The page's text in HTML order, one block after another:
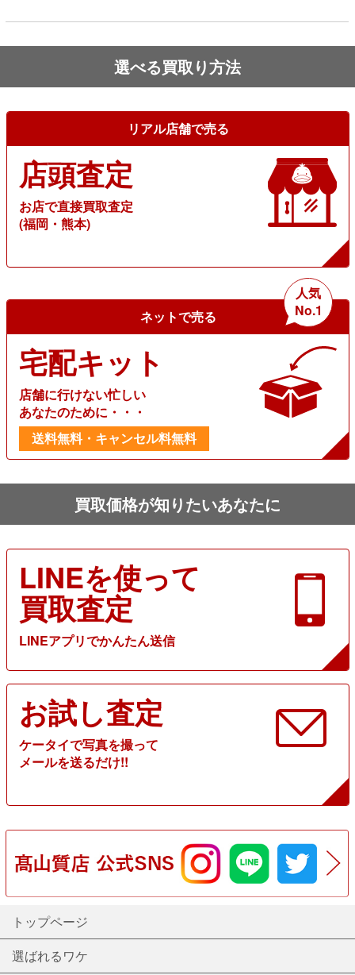
選べる買取り方法
リアル店舗で売る
店頭査定
お店で直接買取査定
(福岡・熊本)
ネットで売る
人気
No.1
宅配キット
店舗に行けない忙しい
あなたのために・・・
送料無料・キャンセル料無料
買取価格が知りたいあなたに
LINEを使って
買取査定
LINEアプリでかんたん送信
お試し査定
ケータイで写真を撮って
メールを送るだけ!!
トップページ
選ばれるワケ